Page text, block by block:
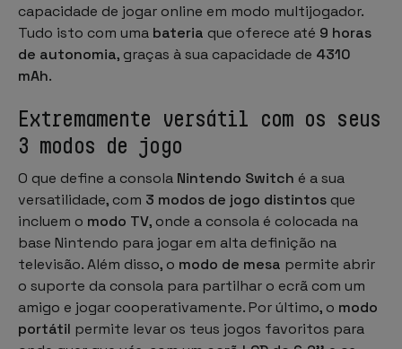
capacidade de jogar online em modo multijogador.
Tudo isto com uma bateria que oferece até 9 horas
de autonomia, graças à sua capacidade de 4310
mAh.
Extremamente versátil com os seus
3 modos de jogo
O que define a consola Nintendo Switch é a sua
versatilidade, com 3 modos de jogo distintos que
incluem o modo TV, onde a consola é colocada na
base Nintendo para jogar em alta definição na
televisão. Além disso, o modo de mesa permite abrir
o suporte da consola para partilhar o ecrã com um
amigo e jogar cooperativamente. Por último, o modo
portátil permite levar os teus jogos favoritos para